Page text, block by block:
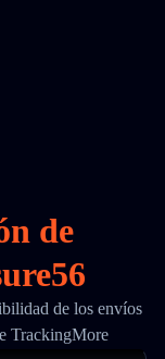
de
de los envíos
TrackingMore